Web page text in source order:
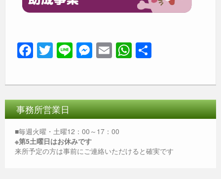
F
a
c
e
b
o
o
k
T
wi
tt
er
Li
n
e
M
e
ss
e
n
g
er
E
m
ail
W
h
at
s
A
p
事務所営業日
■毎週火曜・土曜12：00～17：00
※第5土曜日はお休みです
来所予定の方は事前にご連絡いただけると確実です